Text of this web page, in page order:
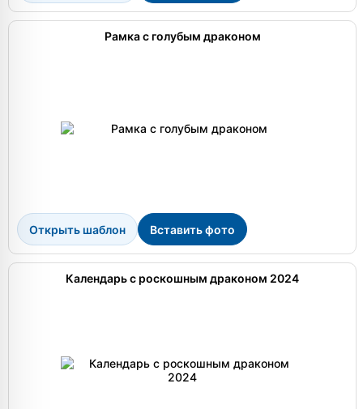
Рамка с голубым драконом
Открыть шаблон Вставить фото
Календарь с роскошным драконом 2024